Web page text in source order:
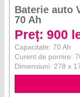
Baterie auto
70 Ah
Preț: 900
Capacitate: 70 Ah
Curent de pornire:
Dimensiuni: 278 x